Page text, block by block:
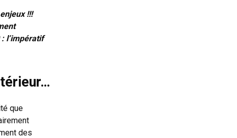
!!!
l’impératif
que
des